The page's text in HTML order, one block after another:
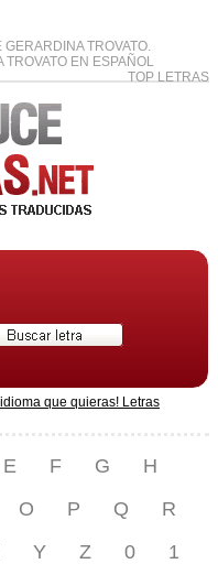
TROVATO.
EN ESPAÑOL
TOP LETRAS
que quieras! Letras
E F G
H
O P Q
R
Y Z 0
1